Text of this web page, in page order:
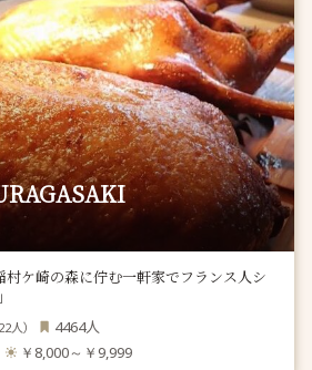
ケ崎の森に佇む一軒家でフランス人シ
22人） 4464人
￥8,000～￥9,999